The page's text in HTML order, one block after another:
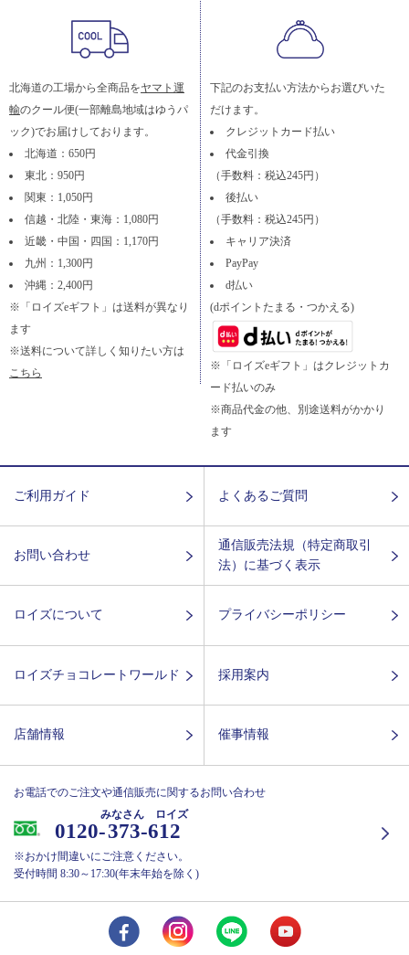
北海道の工場から全商品をヤマト運
輸のクール便(一部離島地域はゆうパ
ック)でお届けしております。
北海道：650円
東北：950円
関東：1,050円
信越・北陸・東海：1,080円
近畿・中国・四国：1,170円
九州：1,300円
沖縄：2,400円
※「ロイズeギフト」は送料が異なり
ます
※送料について詳しく知りたい方は
こちら
下記のお支払い方法からお選びいた
だけます。
クレジットカード払い
代金引換
（手数料：税込245円）
後払い
（手数料：税込245円）
キャリア決済
PayPay
d払い
(dポイントたまる・つかえる)
※「ロイズeギフト」はクレジットカ
ード払いのみ
※商品代金の他、別途送料がかかり
ます
ご利用ガイド よくあるご質問
お問い合わせ
通信販売法規（特定商取引
法）に基づく表示
ロイズについて プライバシーポリシー
ロイズチョコレートワールド 採用案内
店舗情報 催事情報
お電話でのご注文や通信販売に関するお問い合わせ
0120-373-612
みなさん ロイズ
※おかけ間違いにご注意ください。
受付時間 8:30～17:30(年末年始を除く)